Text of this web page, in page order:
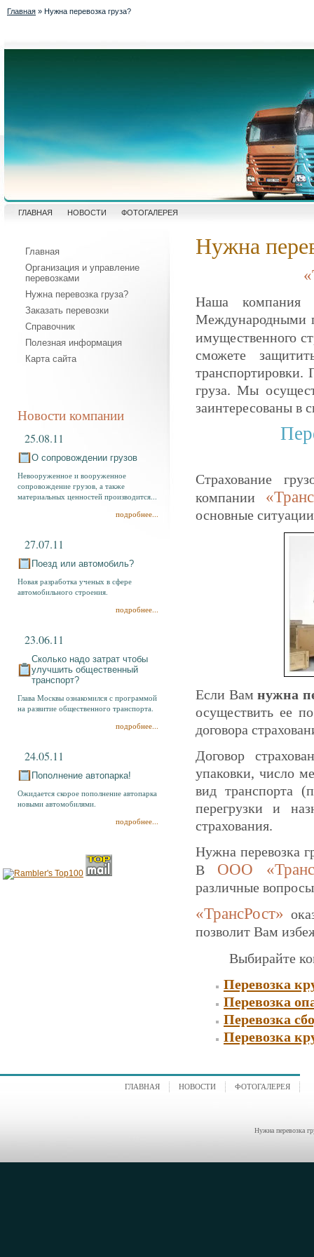
Главная » Нужна перевозка груза?
ГЛАВНАЯ НОВОСТИ ФОТОГАЛЕРЕЯ
Главная
Организация и управление
перевозками
Нужна перевозка груза?
Заказать перевозки
Справочник
Полезная информация
Карта сайта
Новости компании
25.08.11
О сопровождении грузов
Невооруженное и вооруженное
сопровождение грузов, а также
материальных ценностей производится...
подробнее...
27.07.11
Поезд или автомобиль?
Новая разработка ученых в сфере
автомобильного строения.
подробнее...
23.06.11
Сколько надо затрат чтобы
улучшить общественный
транспорт?
Глава Москвы ознакомился с программой
на развитие общественного транспорта.
подробнее...
24.05.11
Пополнение автопарка!
Ожидается скорое пополнение автопарка
новыми автомобилями.
подробнее...
Нужна
Наша компания
Международными
имущественного
сможете
транспортировки.
груза. Мы
заинтересованы в
Страхование
компании
основные
Если Вамнужна
осуществить ее
договора
Договор
упаковки, число
вид транспорта
перегрузки и
страхования.
Нужна перевозка
В ООО
различные
«ТрансРост»
позволит Вам
Выбирайте
Перевозка
Перевозка
Перевозка
Перевозка
ГЛАВНАЯ НОВОСТИ ФОТОГАЛЕРЕЯ
Нужна перевозка